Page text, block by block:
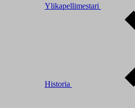
Ylikapellimestari
Historia